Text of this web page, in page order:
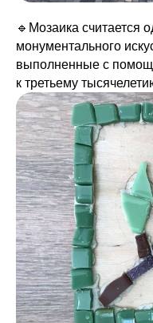
🔹Мозаика считается
монументального
выполненные с
к третьему